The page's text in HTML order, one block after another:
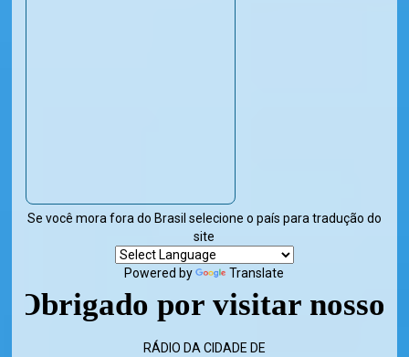
Se você mora fora do Brasil selecione o país para tradução do
site
Powered by Translate
por visitar nosso
RÁDIO DA CIDADE DE